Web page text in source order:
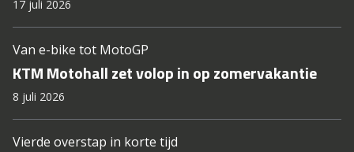
17 juli 2026
Van e-bike tot MotoGP
KTM Motohall zet volop in op zomervakantie
8 juli 2026
Vierde overstap in korte tijd